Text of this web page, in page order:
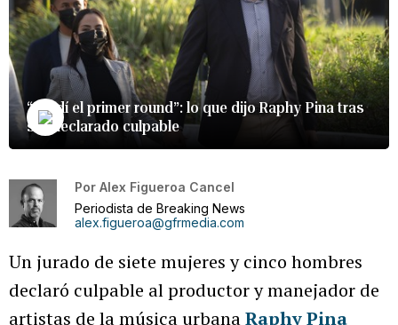
“Perdí el primer round”: lo que dijo Raphy Pina tras
ser declarado culpable
Por Alex Figueroa Cancel
Periodista de Breaking News
alex.figueroa@gfrmedia.com
Un jurado de siete mujeres y cinco hombres
declaró culpable al productor y manejador de
artistas de la música urbanaRaphy Pina